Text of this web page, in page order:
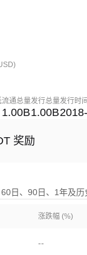
流通总量
1.00B
发行总量
1.00B
发行时
奖励
日、90日、1年及历
涨跌幅 (%)
--